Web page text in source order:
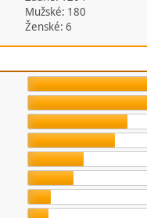
Mužské: 180
Ženské: 6